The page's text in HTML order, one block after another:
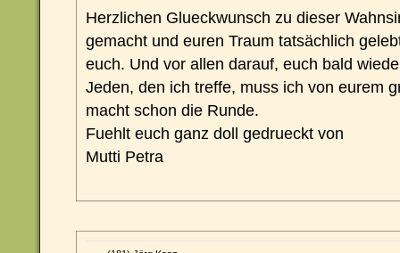
Herzlichen Glueckwunsch zu dieser
gemacht und euren Traum tatsächlich
euch. Und vor allen darauf, euch bald
Jeden, den ich treffe, muss ich von eurem
macht schon die Runde.
Fuehlt euch ganz doll gedrueckt von
Mutti Petra